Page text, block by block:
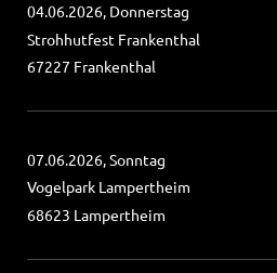
04.06.2026, Donnerstag
Strohhutfest Frankenthal
67227 Frankenthal
07.06.2026, Sonntag
Vogelpark Lampertheim
68623 Lampertheim